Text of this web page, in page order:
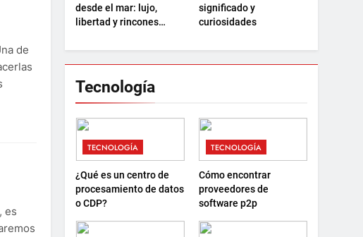
de
es
desde el mar: lujo,
libertad y rincones
significado y
curiosidades
Tecnología
TECNOLOGÍA
¿Qué es un centro de
procesamiento de datos
o CDP?
TECNOLOGÍA
Cómo encontrar
proveedores de
software p2p